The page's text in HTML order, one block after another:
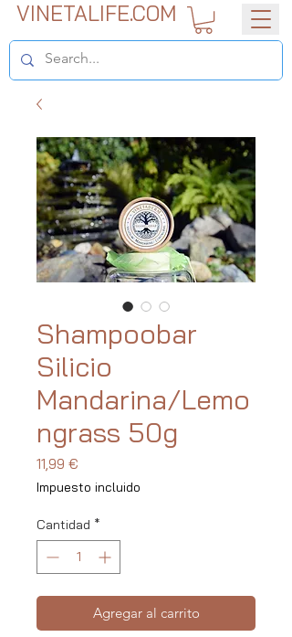
VINETALIFE.COM
Shampoobar
Silicio
Mandarina/Lemo
ngrass 50g
11,99 €
Impuesto incluido
Cantidad *
Agregar al carrito